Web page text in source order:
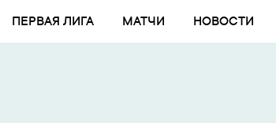
ПЕРВАЯ ЛИГА МАТЧИ НОВОСТИ